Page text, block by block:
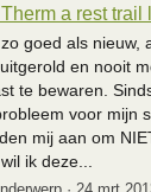
a rest trail
goed als nieuw,
en nooit
te bewaren.
voor mijn
mij aan om
ik deze...